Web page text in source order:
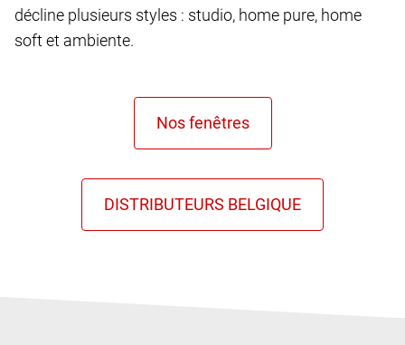
décline plusieurs styles : studio, home pure, home
soft et ambiente.